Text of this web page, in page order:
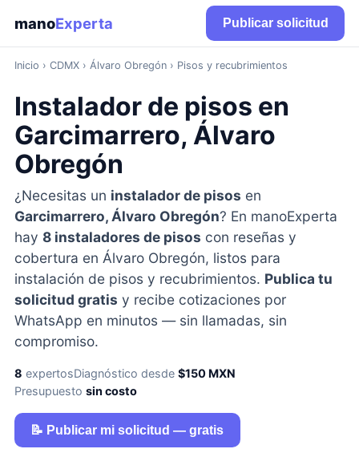
manoExperta Publicar solicitud
Inicio › CDMX› Álvaro Obregón › Pisos y recubrimientos
Instalador de pisos en
Garcimarrero, Álvaro
Obregón
¿Necesitas un instalador de pisos en
Garcimarrero, Álvaro Obregón? En manoExperta
hay 8 instaladores de pisos con reseñas y
cobertura en Álvaro Obregón, listos para
instalación de pisos y recubrimientos. Publica tu
solicitud gratis y recibe cotizaciones por
WhatsApp en minutos — sin llamadas, sin
compromiso.
8 expertosDiagnóstico desde $150 MXN
Presupuesto sin costo
📝 Publicar mi solicitud — gratis